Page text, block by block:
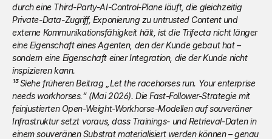
durch eine Third-Party-AI-Control-Plane läuft, die gleichzeitig
Private-Data-Zugriff, Exponierung zu untrusted Content und
externe Kommunikationsfähigkeit hält, ist die Trifecta nicht länger
eine Eigenschaft eines Agenten, den der Kunde gebaut hat –
sondern eine Eigenschaft einer Integration, die der Kunde nicht
inspizieren kann.
¹³ Siehe früheren Beitrag „Let the racehorses run. Your enterprise
needs workhorses.“ (Mai 2026). Die Fast-Follower-Strategie mit
feinjustierten Open-Weight-Workhorse-Modellen auf souveräner
Infrastruktur setzt voraus, dass Trainings- und Retrieval-Daten in
einem souveränen Substrat materialisiert werden können – genau